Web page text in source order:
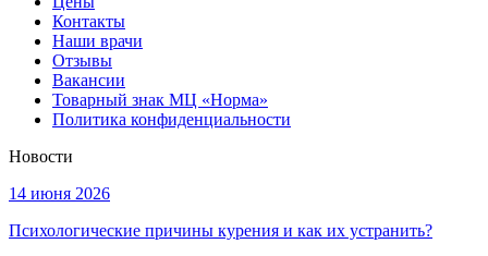
Контакты
Наши врачи
Отзывы
Вакансии
Товарный знак МЦ «Норма»
Политика конфиденциальности
Новости
14 июня 2026
Психологические причины курения и как их устранить?